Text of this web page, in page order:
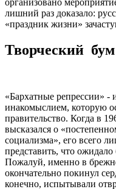
организовано
лишний раз доказало:
«праздник жизни»
Творческий бум
«Бархатные репрессии» -
инакомыслием, которую
правительство. Когда в
высказался о
социализма», его всего
представить, что
Пожалуй, именно в
окончательно покинул
конечно, испытывали